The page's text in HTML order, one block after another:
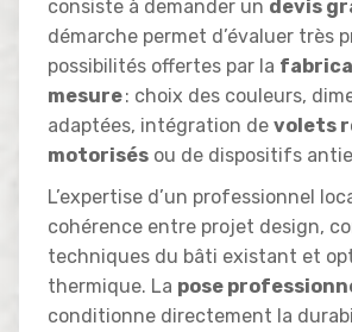
consiste à demander un devis
démarche permet d’évaluer très
possibilités offertes par la
mesure: choix des couleurs,
adaptées, intégration de volets
motorisés ou de dispositifs
L’expertise d’un professionnel
cohérence entre projet design,
techniques du bâti existant et
thermique. La pose
conditionne directement la